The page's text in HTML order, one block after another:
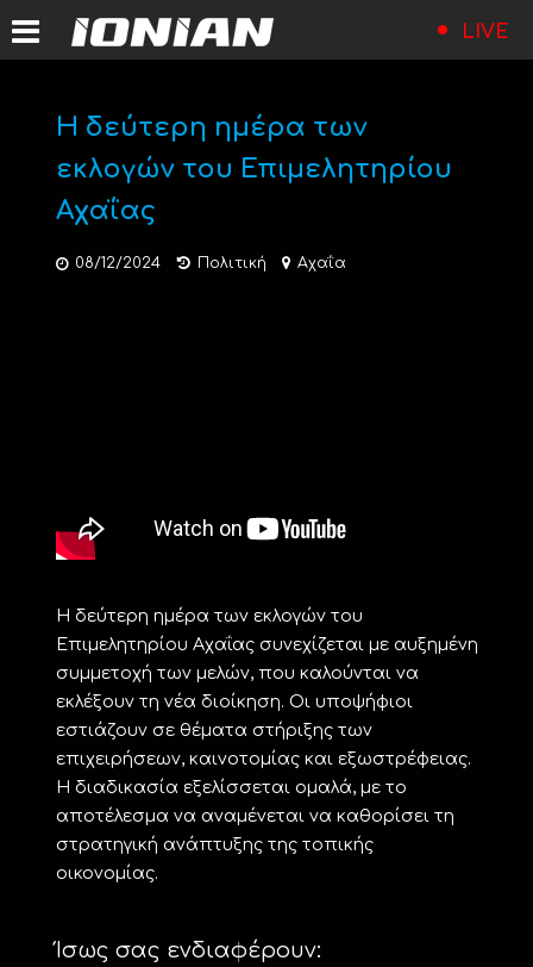
LIVE
Η δεύτερη ημέρα των
εκλογών του Επιμελητηρίου
Αχαΐας
08/12/2024 Πολιτική Αχαΐα
Η δεύτερη ημέρα των εκλογών του
Επιμελητηρίου Αχαΐας συνεχίζεται με αυξημένη
συμμετοχή των μελών, που καλούνται να
εκλέξουν τη νέα διοίκηση. Οι υποψήφιοι
εστιάζουν σε θέματα στήριξης των
επιχειρήσεων, καινοτομίας και εξωστρέφειας.
Η διαδικασία εξελίσσεται ομαλά, με το
αποτέλεσμα να αναμένεται να καθορίσει τη
στρατηγική ανάπτυξης της τοπικής
οικονομίας.
Ίσως σας ενδιαφέρουν: